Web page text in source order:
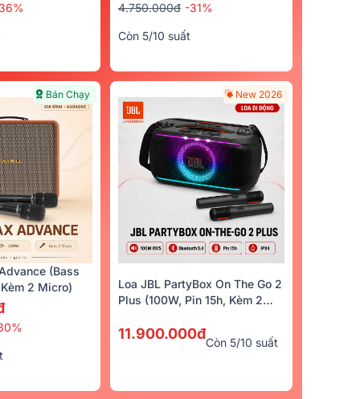
4.750.000đ -31%
Còn 5/10 suất
Bán Chạy
(Bass
2 Micro)
New 2026
Loa JBL PartyBox On The Go 2
Plus (100W, Pin 15h, Kèm 2
11.900.000đ
Còn 5/10 suất